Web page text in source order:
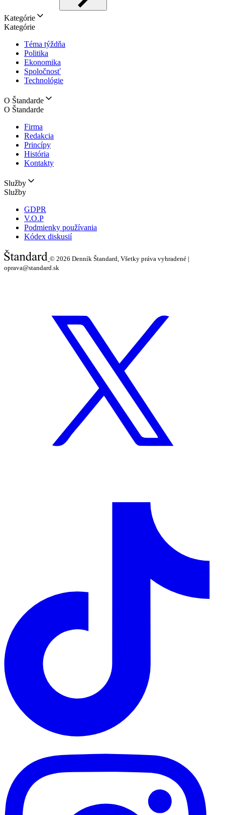
Kategórie
Kategórie
Téma týždňa
Politika
Ekonomika
Spoločnosť
Technológie
O Štandarde
O Štandarde
Firma
Redakcia
Princípy
História
Kontakty
Služby
Služby
GDPR
V.O.P
Podmienky používania
Kódex diskusií
© 2026 Denník Štandard, Všetky práva vyhradené |
oprava@standard.sk